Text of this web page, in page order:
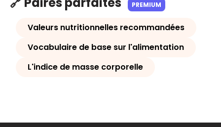
PREMIUM
Valeurs nutritionnelles recommandées
Vocabulaire de base sur l'alimentation
L'indice de masse corporelle